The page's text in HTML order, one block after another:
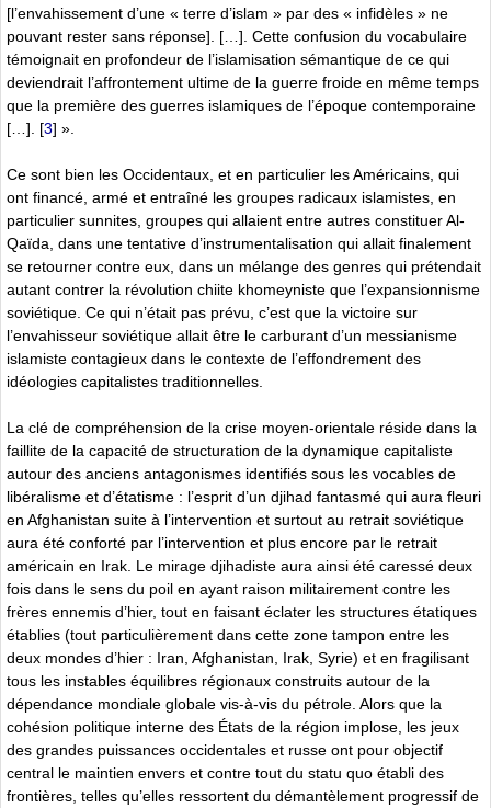
[l’envahissement d’une « terre d’islam » par des « infidèles » ne
pouvant rester sans réponse]. […]. Cette confusion du vocabulaire
témoignait en profondeur de l’islamisation sémantique de ce qui
deviendrait l’affrontement ultime de la guerre froide en même temps
que la première des guerres islamiques de l’époque contemporaine
[…].
[3] ».
Ce sont bien les Occidentaux, et en particulier les Américains, qui
ont financé, armé et entraîné les groupes radicaux islamistes, en
particulier sunnites, groupes qui allaient entre autres constituer Al-
Qaïda, dans une tentative d’instrumentalisation qui allait finalement
se retourner contre eux, dans un mélange des genres qui prétendait
autant contrer la révolution chiite khomeyniste que l’expansionnisme
soviétique. Ce qui n’était pas prévu, c’est que la victoire sur
l’envahisseur soviétique allait être le carburant d’un messianisme
islamiste contagieux dans le contexte de l’effondrement des
idéologies capitalistes traditionnelles.
La clé de compréhension de la crise moyen-orientale réside dans la
faillite de la capacité de structuration de la dynamique capitaliste
autour des anciens antagonismes identifiés sous les vocables de
libéralisme et d’étatisme : l’esprit d’un djihad fantasmé qui aura fleuri
en Afghanistan suite à l’intervention et surtout au retrait soviétique
aura été conforté par l’intervention et plus encore par le retrait
américain en Irak. Le mirage djihadiste aura ainsi été caressé deux
fois dans le sens du poil en ayant raison militairement contre les
frères ennemis d’hier, tout en faisant éclater les structures étatiques
établies (tout particulièrement dans cette zone tampon entre les
deux mondes d’hier : Iran, Afghanistan, Irak, Syrie) et en fragilisant
tous les instables équilibres régionaux construits autour de la
dépendance mondiale globale vis-à-vis du pétrole. Alors que la
cohésion politique interne des États de la région implose, les jeux
des grandes puissances occidentales et russe ont pour objectif
central le maintien envers et contre tout du statu quo établi des
frontières, telles qu’elles ressortent du démantèlement progressif de